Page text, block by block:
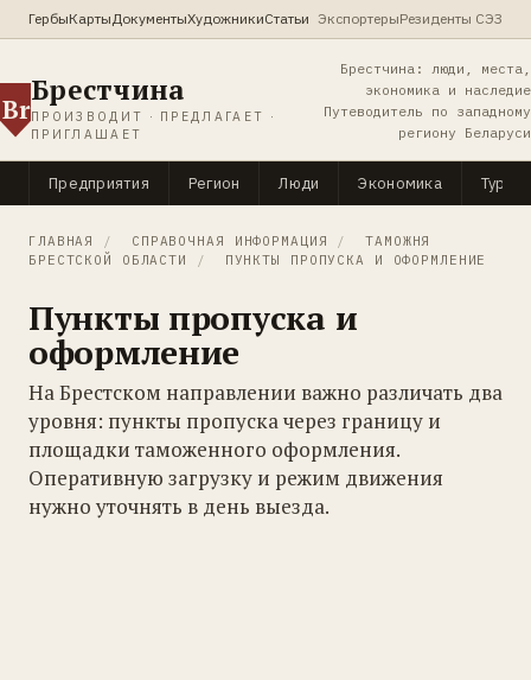
ГербыКартыДокументыХудожникиСтатьи ЭкспортерыРезиденты СЭЗ
Br
Брестчина
ПРОИЗВОДИТ · ПРЕДЛАГАЕТ ·
ПРИГЛАШАЕТ
Брестчина: люди, места,
экономика и наследие
Путеводитель по западному
региону Беларуси
Предприятия Регион Люди Экономика
ГЛАВНАЯ / СПРАВОЧНАЯ ИНФОРМАЦИЯ /
ТАМОЖНЯ
БРЕСТСКОЙ ОБЛАСТИ
/ ПУНКТЫ ПРОПУСКА И ОФОРМЛЕНИЕ
Пункты пропуска и
оформление
На Брестском направлении важно различать два
уровня: пункты пропуска через границу и
площадки таможенного оформления.
Оперативную загрузку и режим движения
нужно уточнять в день выезда.